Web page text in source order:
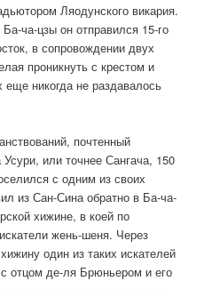
Ляодунского викария.
ча-цзы он отправился 15-го
в сопровождении двух
проникнуть с крестом и
никогда не раздавалось
почтенный
или точнее Сангача, 150
с одним из своих
из Сан-Сина обратно в Ба-ча-
хижине, в коей по
жень-шеня. Через
один из таких искателей
отцом де-ля Брюньером и его